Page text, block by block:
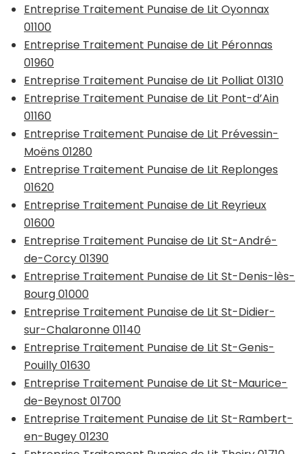
Entreprise Traitement Punaise de Lit Oyonnax
01100
Entreprise Traitement Punaise de Lit Péronnas
01960
Entreprise Traitement Punaise de Lit Polliat 01310
Entreprise Traitement Punaise de Lit Pont-d’Ain
01160
Entreprise Traitement Punaise de Lit Prévessin-
Moëns 01280
Entreprise Traitement Punaise de Lit Replonges
01620
Entreprise Traitement Punaise de Lit Reyrieux
01600
Entreprise Traitement Punaise de Lit St-André-
de-Corcy 01390
Entreprise Traitement Punaise de Lit St-Denis-lès-
Bourg 01000
Entreprise Traitement Punaise de Lit St-Didier-
sur-Chalaronne 01140
Entreprise Traitement Punaise de Lit St-Genis-
Pouilly 01630
Entreprise Traitement Punaise de Lit St-Maurice-
de-Beynost 01700
Entreprise Traitement Punaise de Lit St-Rambert-
en-Bugey 01230